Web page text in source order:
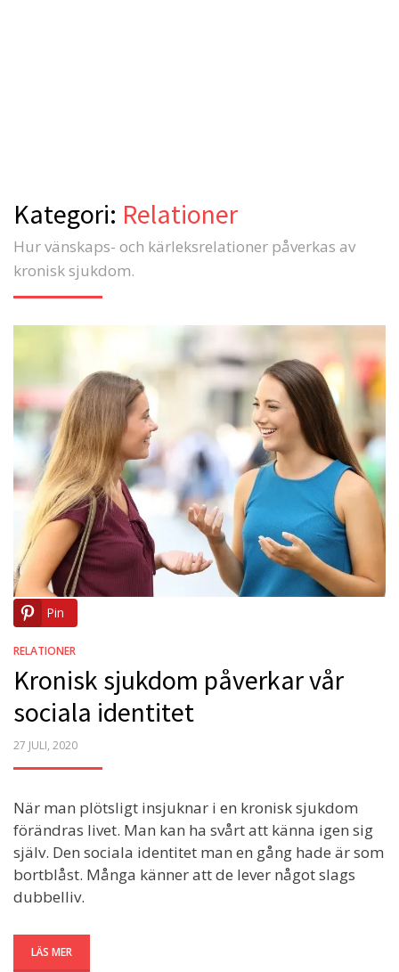
Kategori: Relationer
Hur vänskaps- och kärleksrelationer påverkas av
kronisk sjukdom.
Pin
RELATIONER
Kronisk sjukdom påverkar vår
sociala identitet
POSTED
27 JULI, 2020
När man plötsligt insjuknar i en kronisk sjukdom
förändras livet. Man kan ha svårt att känna igen sig
själv. Den sociala identitet man en gång hade är som
bortblåst. Många känner att de lever något slags
dubbelliv.
LÄS MER